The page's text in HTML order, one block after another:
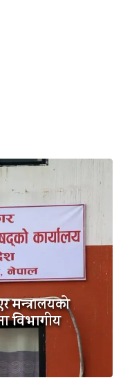
मन्त्रालयको
विभागीय